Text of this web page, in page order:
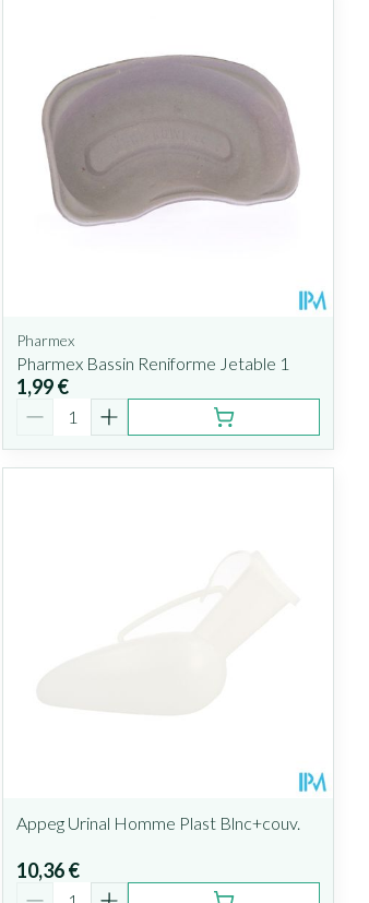
Pharmex
Pharmex Bassin Reniforme Jetable 1
1,99 €
Quantité
Appeg Urinal Homme Plast Blnc+couv.
10,36 €
Quantité